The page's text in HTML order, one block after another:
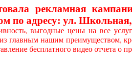
рекламная
по адресу: ул.
выгодные цены на все
главным нашим преимуществом,
бесплатного видео отчета о